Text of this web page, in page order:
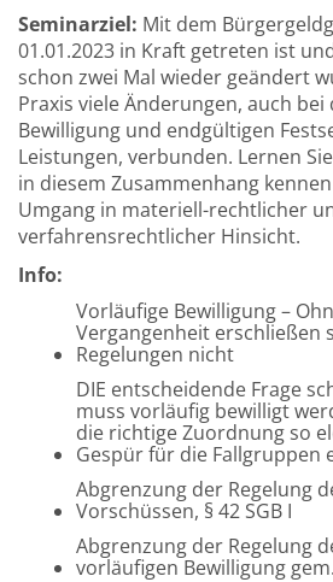
Seminarziel: Mit dem
01.01.2023 in Kraft getreten ist
schon zwei Mal wieder geändert
Praxis viele Änderungen, auch
Bewilligung und endgültigen
Leistungen, verbunden. Lernen
in diesem Zusammenhang
Umgang in materiell-rechtlicher
verfahrensrechtlicher Hinsicht.
Info:
Vorläufige Bewilligung –
Vergangenheit erschließen
Regelungen nicht
DIE entscheidende Frage
muss vorläufig bewilligt
die richtige Zuordnung so
Gespür für die Fallgruppen
Abgrenzung der Regelung
Vorschüssen, § 42 SGB I
Abgrenzung der Regelung
vorläufigen Bewilligung gem.